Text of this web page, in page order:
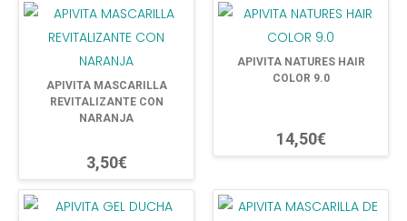
APIVITA MASCARILLA
REVITALIZANTE CON
NARANJA
3,50€
APIVITA NATURES HAIR
COLOR 9.0
14,50€